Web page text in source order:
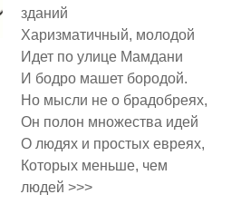
зданий
Харизматичный, молодой
Идет по улице Мамдани
И бодро машет бородой.
Но мысли не о брадобреях,
Он полон множества идей
О людях и простых евреях,
Которых меньше, чем
людей >>>